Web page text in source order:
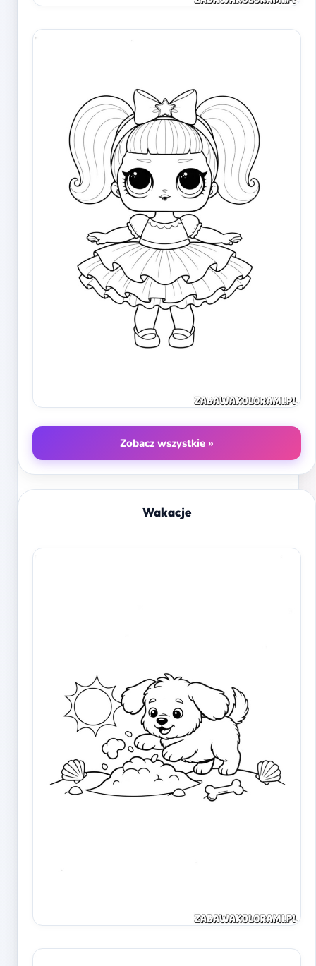
Zobacz wszystkie »
Wakacje